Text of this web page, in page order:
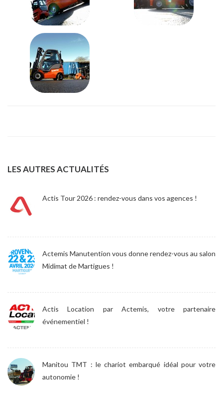
LES AUTRES ACTUALITÉS
Actis Tour 2026 : rendez-vous dans vos agences !
Actemis Manutention vous donne rendez-vous au salon
Midimat de Martigues !
Actis Location par Actemis, votre partenaire
événementiel !
Manitou TMT : le chariot embarqué idéal pour votre
autonomie !